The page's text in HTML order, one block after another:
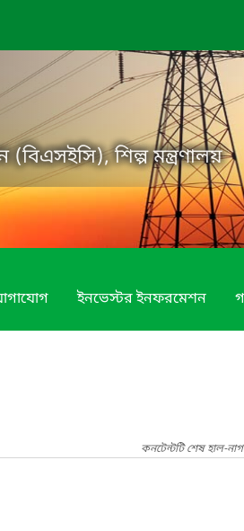
শিল্প মন্ত্রণালয়
ইনভেস্টর ইনফরমেশন
কনটেন্টটি শেষ হাল-